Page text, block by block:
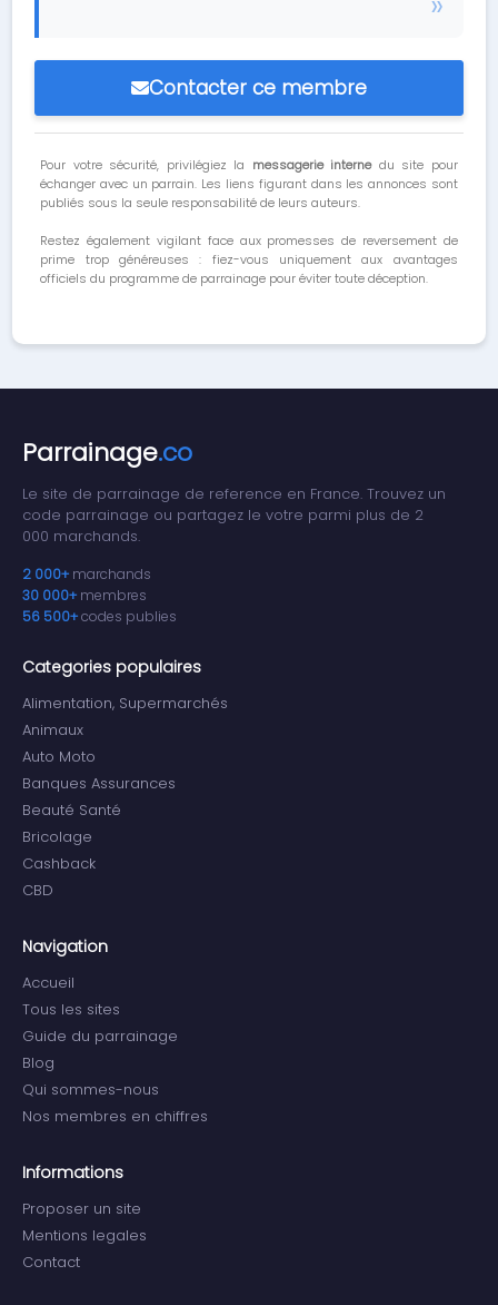
Contacter ce membre
Pour votre sécurité, privilégiez la messagerie internedu site pour
échanger avec un parrain. Les liens figurant dans les annonces sont
publiés sous la seule responsabilité de leurs auteurs.
Restez également vigilant face aux promesses de reversement de
prime trop généreuses : fiez-vous uniquement aux avantages
officiels du programme de parrainage pour éviter toute déception.
Parrainage.co
Le site de parrainage de reference en France. Trouvez un
code parrainage ou partagez le votre parmi plus de 2
000 marchands.
2 000+ marchands
30 000+ membres
56 500+codes publies
Categories populaires
Alimentation, Supermarchés
Animaux
Auto Moto
Banques Assurances
Beauté Santé
Bricolage
Cashback
CBD
Navigation
Accueil
Tous les sites
Guide du parrainage
Blog
Qui sommes-nous
Nos membres en chiffres
Informations
Proposer un site
Mentions legales
Contact